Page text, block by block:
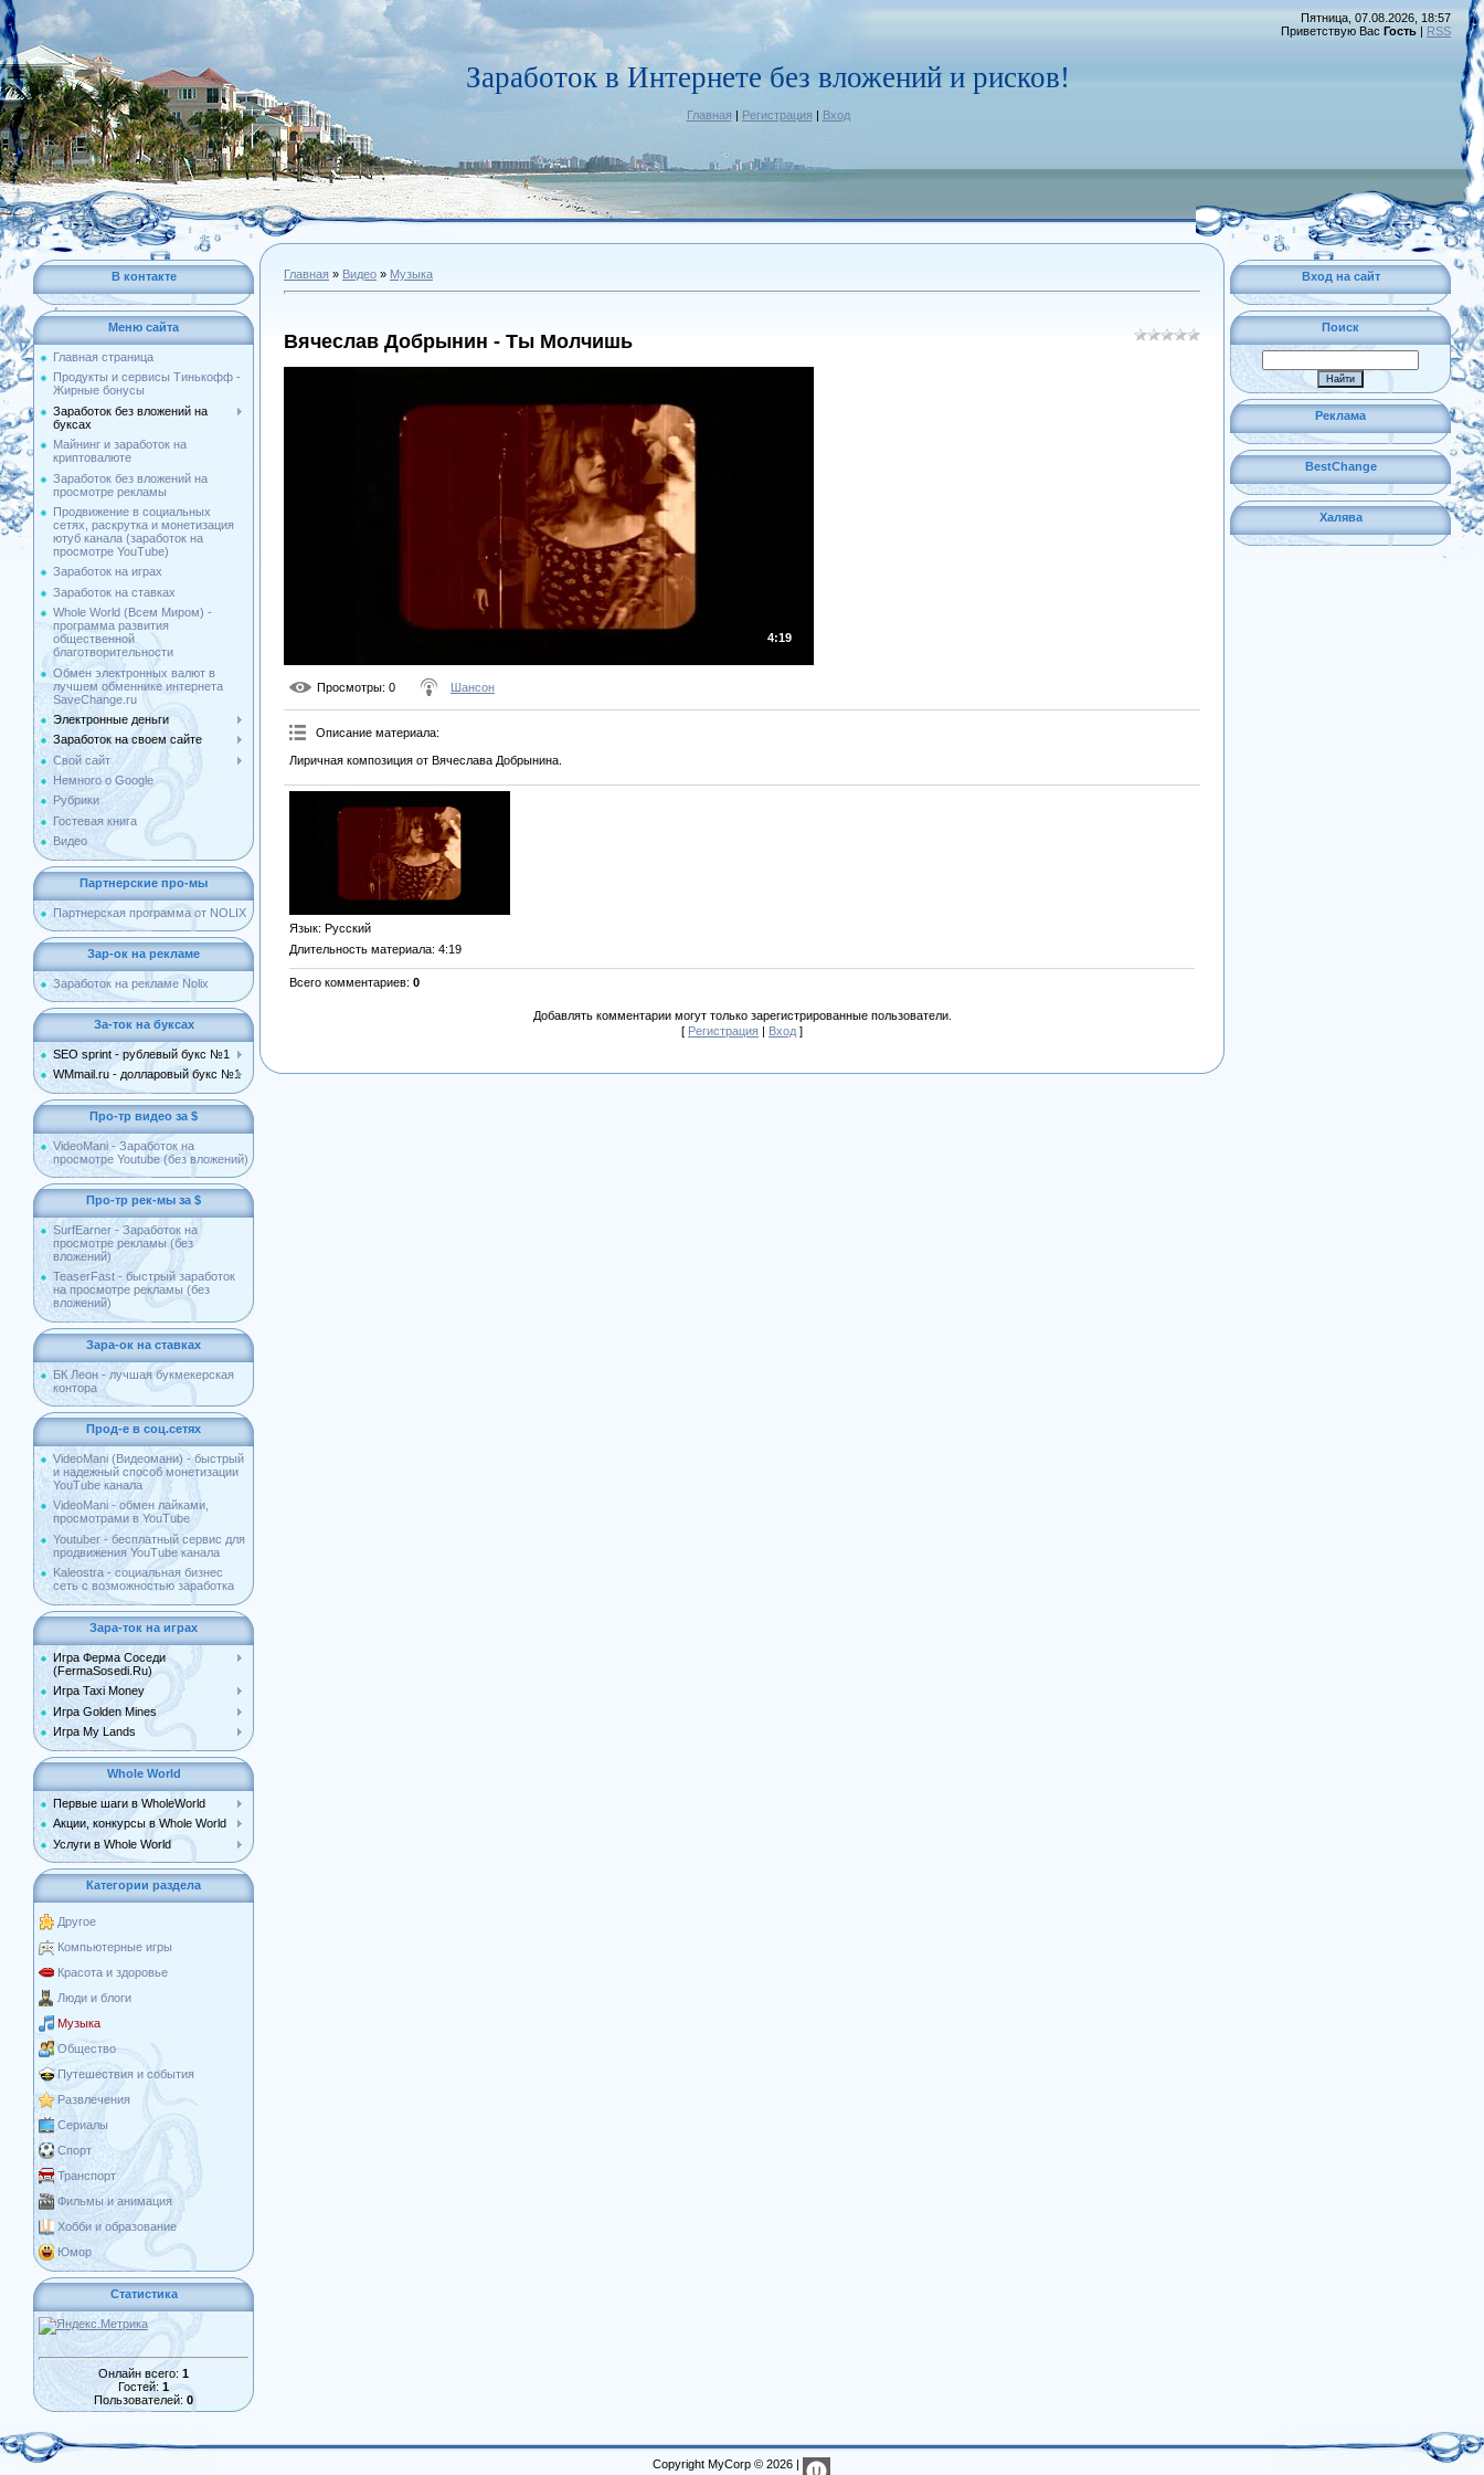
Заработок в Интернете без вложений и рисков!
Главная | Регистрация | Вход
Пятница, 07.08.2026, 18:57
Приветствую Вас Гость | RSS
В контакте
Меню сайта
Главная страница
Продукты и сервисы Тинькофф -
Жирные бонусы
Заработок без вложений на
буксах
Майнинг и заработок на
криптовалюте
Заработок без вложений на
просмотре рекламы
Продвижение в социальных
сетях, раскрутка и монетизация
ютуб канала (заработок на
просмотре YouTube)
Заработок на играх
Заработок на ставках
Whole World (Всем Миром) -
программа развития
общественной
благотворительности
Обмен электронных валют в
лучшем обменнике интернета
SaveChange.ru
Электронные деньги
Заработок на своем сайте
Свой сайт
Немного о Google
Рубрики
Гостевая книга
Видео
Партнерские про-мы
Партнерская программа от NOLIX
Зар-ок на рекламе
Заработок на рекламе Nolix
За-ток на буксах
SEO sprint - рублевый букс №1
WMmail.ru - долларовый букс №1
Про-тр видео за $
VideoMani - Заработок на
просмотре Youtube (без вложений)
Про-тр рек-мы за $
SurfEarner - Заработок на
просмотре рекламы (без
вложений)
TeaserFast - быстрый заработок
на просмотре рекламы (без
вложений)
Зара-ок на ставках
БК Леон - лучшая букмекерская
контора
Прод-е в соц.сетях
VideoMani (Видеомани) - быстрый
и надежный способ монетизации
YouTube канала
VideoMani - обмен лайками,
просмотрами в YouTube
Youtuber - бесплатный сервис для
продвижения YouTube канала
Kaleostra - социальная бизнес
сеть с возможностью заработка
Зара-ток на играх
Игра Ферма Соседи
(FermaSosedi.Ru)
Игра Taxi Money
Игра Golden Mines
Игра My Lands
Whole World
Первые шаги в WholeWorld
Акции, конкурсы в Whole World
Услуги в Whole World
Категории раздела
Другое
Компьютерные игры
Красота и здоровье
Люди и блоги
Музыка
Общество
Путешествия и события
Развлечения
Сериалы
Спорт
Транспорт
Фильмы и анимация
Хобби и образование
Юмор
Статистика
Онлайн всего: 1
Гостей: 1
Пользователей: 0
Главная » Видео » Музыка
Вячеслав Добрынин - Ты Молчишь
4:19
Просмотры: 0 Шансон
Описание материала:
Лиричная композиция от Вячеслава Добрынина.
Язык: Русский
Длительность материала: 4:19
Всего комментариев: 0
Добавлять комментарии могут только зарегистрированные пользователи.
[ Регистрация | Вход ]
Вход на сайт
Поиск
Реклама
BestChange
Халява
Copyright MyCorp © 2026 |